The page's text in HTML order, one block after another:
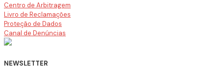
Centro de Arbitragem
Livro de Reclamações
Proteção de Dados
Canal de Denúncias
NEWSLETTER